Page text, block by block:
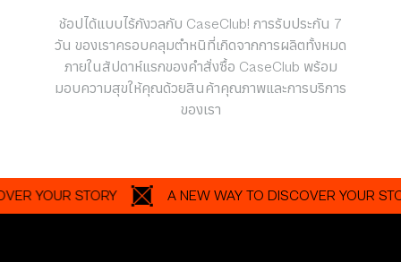
ช้อปได้แบบไร้กังวลกับ CaseClub! การรับประกัน 7
วัน ของเราครอบคลุมตำหนิที่เกิดจากการผลิตทั้งหมด
ภายในสัปดาห์แรกของคำสั่งซื้อ CaseClub พร้อม
มอบความสุขให้คุณด้วยสินค้าคุณภาพและการบริการ
ของเรา
STORY A NEW WAY TO DISCOVER YOUR STORY